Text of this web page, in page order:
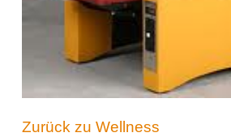
Zurück zu Wellness